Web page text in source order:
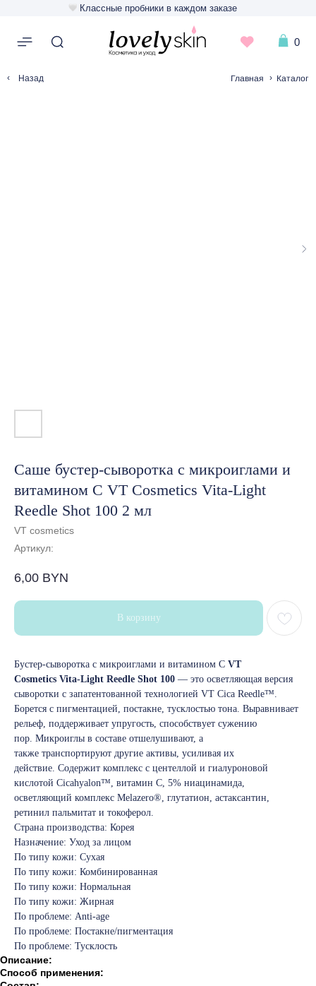
Классные пробники в каждом заказе
Назад Главная › Каталог
‹
Саше бустер-сыворотка с микроиглами и
витамином C VT Cosmetics Vita-Light
Reedle Shot 100 2 мл
VT cosmetics
Артикул:
6,00 BYN
В корзину
Бустер-сыворотка с микроиглами и витамином C VT
Cosmetics Vita-Light Reedle Shot 100 — это осветляющая версия
сыворотки с запатентованной технологией VT Cica Reedle™.
Борется с пигментацией, постакне, тусклостью тона. Выравнивает
рельеф, поддерживает упругость, способствует сужению
пор. Микроиглы в составе отшелушивают, а
также транспортируют другие активы, усиливая их
действие. Содержит комплекс с центеллой и гиалуроновой
кислотой Cicahyalon™, витамин C, 5% ниацинамида,
осветляющий комплекс Melazero®, глутатион, астаксантин,
ретинил пальмитат и токоферол.
Страна производства: Корея
Назначение: Уход за лицом
По типу кожи: Сухая
По типу кожи: Комбинированная
По типу кожи: Нормальная
По типу кожи: Жирная
По проблеме: Anti-age
По проблеме: Постакне/пигментация
По проблеме: Тусклость
Описание:
Способ применения: